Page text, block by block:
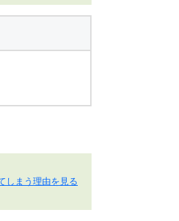
しまう理由を見る